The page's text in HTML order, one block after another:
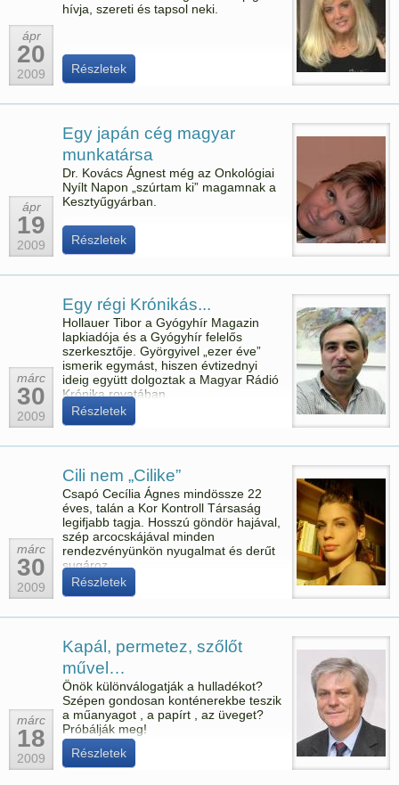
ápr
20
2009
hívja, szereti és tapsol neki.
Részletek
ápr
19
2009
Egy japán cég magyar
munkatársa
Dr. Kovács Ágnest még az Onkológiai
Nyílt Napon „szúrtam ki” magamnak a
Kesztyűgyárban.
Részletek
márc
30
2009
Egy régi Krónikás...
Hollauer Tibor a Gyógyhír Magazin
lapkiadója és a Gyógyhír felelős
szerkesztője. Györgyivel „ezer éve”
ismerik egymást, hiszen évtizednyi
ideig együtt dolgoztak a Magyar Rádió
Krónika rovatában.
Részletek
márc
30
2009
Cili nem „Cilike”
Csapó Cecília Ágnes mindössze 22
éves, talán a Kor Kontroll Társaság
legifjabb tagja. Hosszú göndör hajával,
szép arcocskájával minden
rendezvényünkön nyugalmat és derűt
sugároz.
Részletek
márc
18
2009
Kapál, permetez, szőlőt
művel…
Önök különválogatják a hulladékot?
Szépen gondosan konténerekbe teszik
a műanyagot , a papírt , az üveget?
Próbálják meg!
Részletek